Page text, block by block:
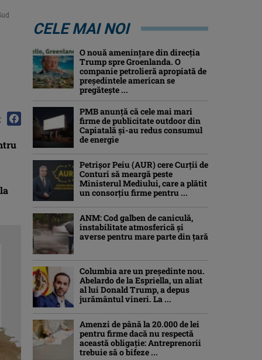
CELE MAI NOI
O nouă amenințare din direcția
Trump spre Groenlanda. O
companie petrolieră apropiată de
președintele american se
pregătește ...
PMB anunță că cele mai mari
firme de publicitate outdoor din
Capiatală și-au redus consumul
de energie
Petrişor Peiu (AUR) cere Curții de
Conturi să meargă peste
Ministerul Mediului, care a plătit
un consorţiu firme pentru ...
ANM: Cod galben de caniculă,
instabilitate atmosferică și
averse pentru mare parte din țară
Columbia are un președinte nou.
Abelardo de la Espriella, un aliat
al lui Donald Trump, a depus
jurământul vineri. La ...
Amenzi de până la 20.000 de lei
pentru firme dacă nu respectă
această obligație: Antreprenorii
trebuie să o bifeze ...